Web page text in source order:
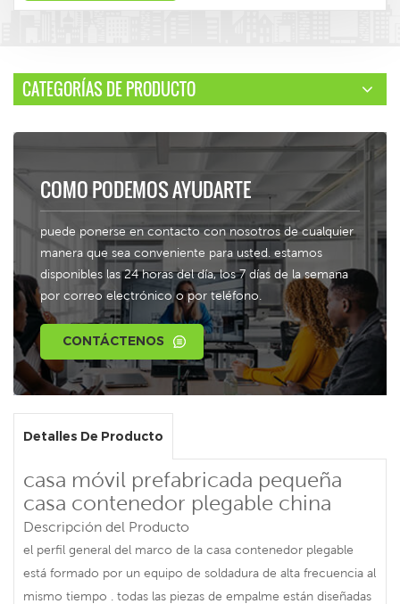
CATEGORÍAS DE PRODUCTO
COMO PODEMOS AYUDARTE
puede ponerse en contacto con nosotros de cualquier
manera que sea conveniente para usted. estamos
disponibles las 24 horas del día, los 7 días de la semana
por correo electrónico o por teléfono.
CONTÁCTENOS
Detalles De Producto
casa móvil prefabricada pequeña
casa contenedor plegable china
Descripción del Producto
el perfil general del marco de la casa contenedor plegable
está formado por un equipo de soldadura de alta frecuencia al
mismo tiempo . todas las piezas de empalme están diseñadas